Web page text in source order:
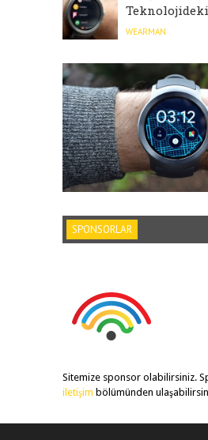
WEARMAN
SPONSORLAR
Sitemize sponsor olabilirsiniz.
iletişim bölümünden